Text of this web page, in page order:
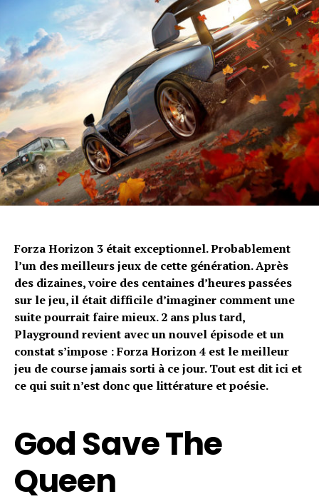
Forza Horizon 3 était exceptionnel. Probablement
l’un des meilleurs jeux de cette génération. Après
des dizaines, voire des centaines d’heures passées
sur le jeu, il était difficile d’imaginer comment une
suite pourrait faire mieux. 2 ans plus tard,
Playground revient avec un nouvel épisode et un
constat s’impose : Forza Horizon 4 est le meilleur
jeu de course jamais sorti à ce jour. Tout est dit ici et
ce qui suit n’est donc que littérature et poésie.
God Save The
Queen
Email